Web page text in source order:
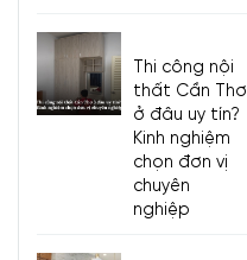
Thi công nội
thất Cần Thơ
ở đâu uy tín?
Kinh nghiệm
chọn đơn vị
chuyên
nghiệp